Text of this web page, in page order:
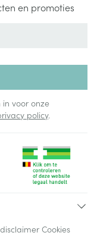
en promoties
in voor onze
policy.
Cookies